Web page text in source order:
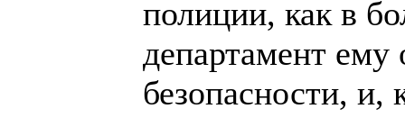
полиции, как в
департамент ему
безопасности, и,